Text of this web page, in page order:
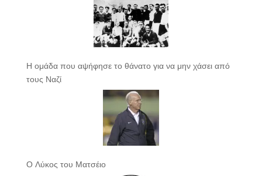
Η ομάδα που αψήφησε το θάνατο για να μην χάσει από
τους Ναζί
Ο Λύκος του Ματσέιο